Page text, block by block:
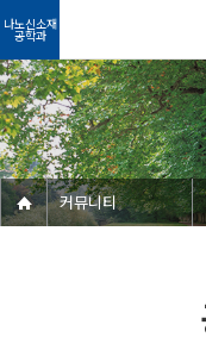
나노신소재
공학과
커뮤니티